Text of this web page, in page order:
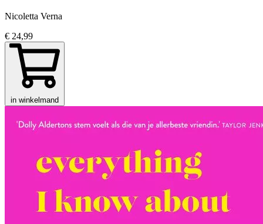
Nicoletta Verna
€ 24,99
in winkelmand